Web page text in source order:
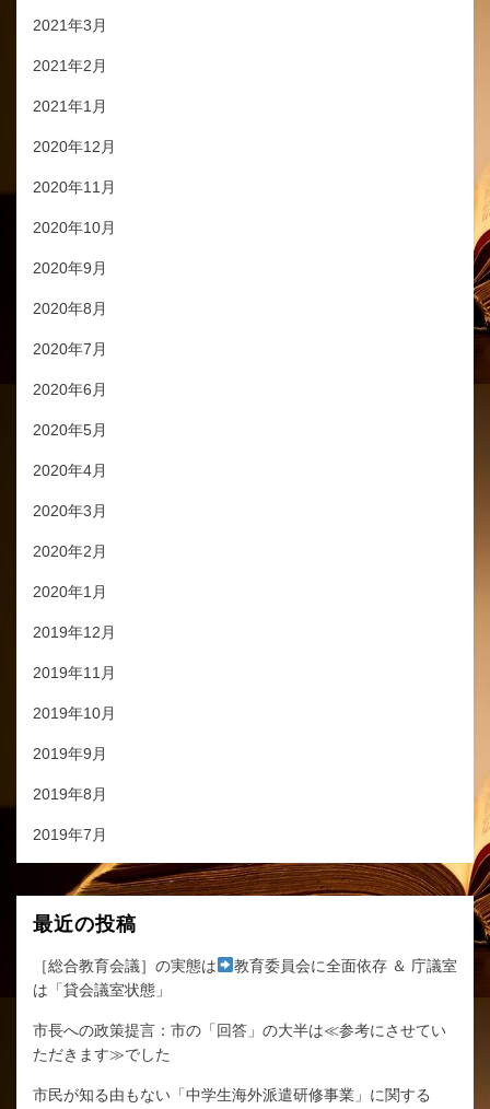
2021年3月
2021年2月
2021年1月
2020年12月
2020年11月
2020年10月
2020年9月
2020年8月
2020年7月
2020年6月
2020年5月
2020年4月
2020年3月
2020年2月
2020年1月
2019年12月
2019年11月
2019年10月
2019年9月
2019年8月
2019年7月
最近の投稿
［総合教育会議］の実態は
教育委員会に全面依存 ＆ 庁議室
は「貸会議室状態」
市長への政策提言：市の「回答」の大半は≪参考にさせてい
ただきます≫でした
市民が知る由もない「中学生海外派遣研修事業」に関する